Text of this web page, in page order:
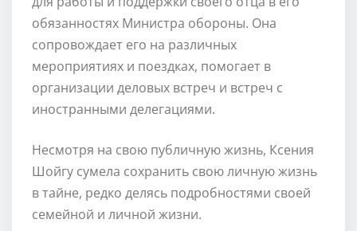
обязанностях Министра обороны. Она
сопровождает его на различных
мероприятиях и поездках, помогает в
организации деловых встреч и встреч с
иностранными делегациями.
Несмотря на свою публичную жизнь, Ксения
Шойгу сумела сохранить свою личную жизнь
в тайне, редко делясь подробностями своей
семейной и личной жизни.